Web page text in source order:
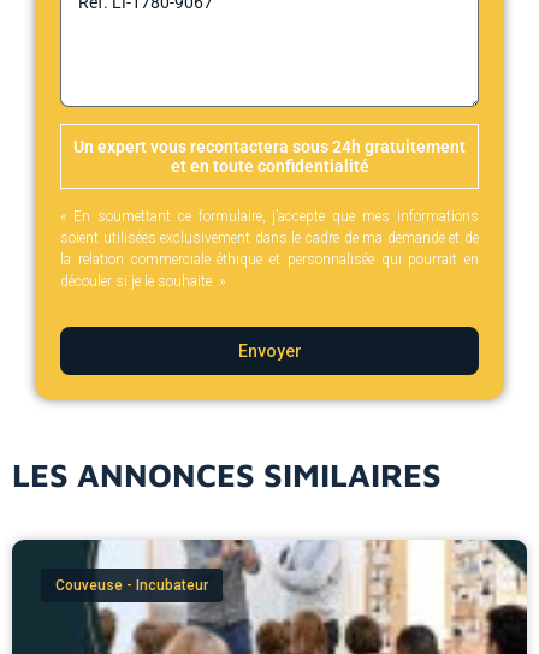
Un expert vous recontactera sous 24h gratuitement
et en toute confidentialité
« En soumettant ce formulaire, j’accepte que mes informations
soient utilisées exclusivement dans le cadre de ma demande et de
la relation commerciale éthique et personnalisée qui pourrait en
découler si je le souhaite. »
Envoyer
LES ANNONCES SIMILAIRES
Couveuse - Incubateur